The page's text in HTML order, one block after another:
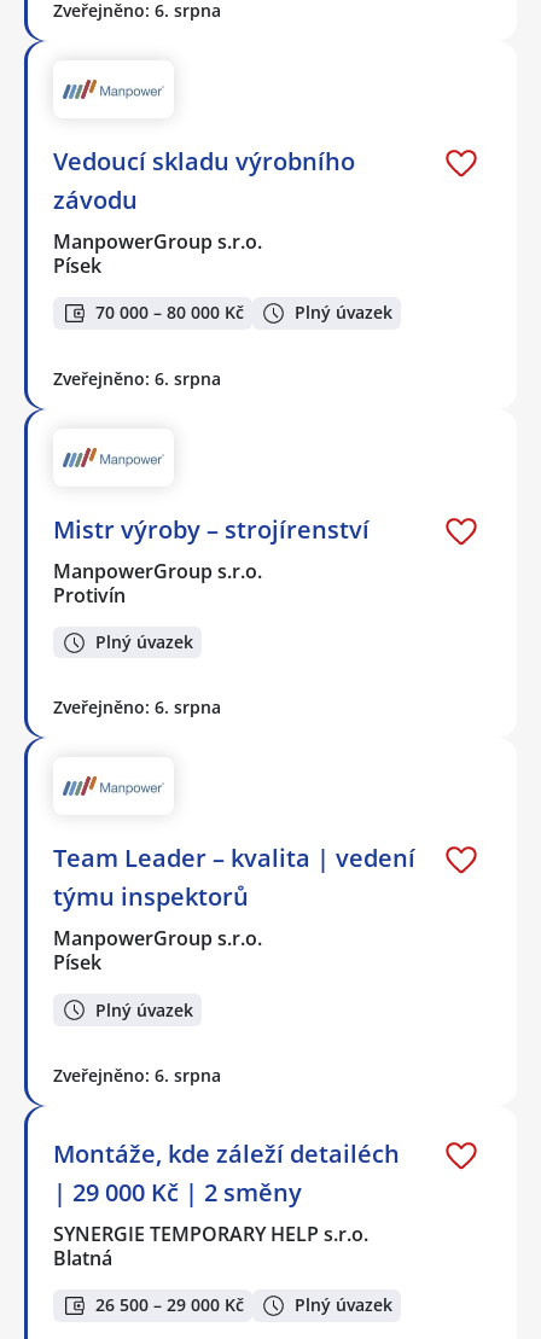
Zveřejněno: 6. srpna
Vedoucí skladu výrobního
závodu
ManpowerGroup s.r.o.
Písek
70 000 – 80 000 Kč Plný úvazek
Zveřejněno: 6. srpna
Mistr výroby – strojírenství
ManpowerGroup s.r.o.
Protivín
Plný úvazek
Zveřejněno: 6. srpna
Team Leader – kvalita | vedení
týmu inspektorů
ManpowerGroup s.r.o.
Písek
Plný úvazek
Zveřejněno: 6. srpna
Montáže, kde záleží detailéch
| 29 000 Kč | 2 směny
SYNERGIE TEMPORARY HELP s.r.o.
Blatná
26 500 – 29 000 Kč Plný úvazek